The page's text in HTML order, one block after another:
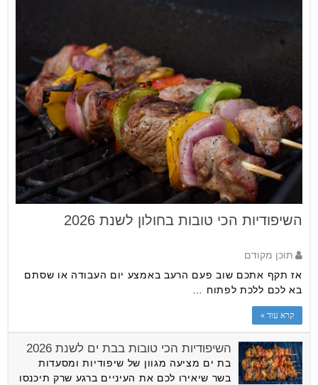
השיפודיות הכי טובות בחולון לשנת 2026
תוכן מקודם
אז תקף אתכם שוב פעם הרעב באמצע יום העבודה או שסתם
בא לכם ללכת לפתוח …
קרא עוד »
השיפודיות הכי טובות בבת ים לשנת 2026
בת ים מציעה מגוון של שיפודיות ומסעדות
בשר שיאירו לכם את העיניים ברגע שרק תיכנסו